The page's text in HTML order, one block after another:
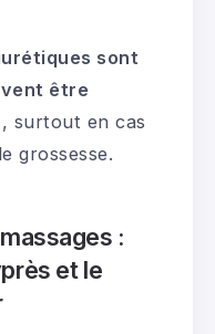
sont
être
, surtout en cas
grossesse.
:
et le